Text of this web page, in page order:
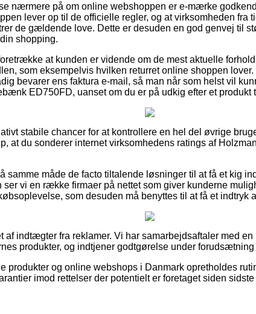
nærmere på om online webshoppen er e-mærke
lever op til de officielle regler, og at virksomheden fra
de gældende love. Dette er desuden en god genvej til
shopping.
at kunden er vidende om de mest aktuelle
som eksempelvis hvilken returret online shoppen
bevarer ens faktura e-mail, så man når som helst vil
ED750FD, uanset om du er på udkig efter et produkt
stabile chancer for at kontrollere en hel del øvrige
at du sonderer internet virksomhedens ratings af
samme måde de facto tiltalende løsninger til at få et kig
ser vi en række firmaer på nettet som giver kunderne
som desuden må benyttes til at få et indtryk
af indtægter fra reklamer. Vi har samarbejdsaftaler med
produkter, og indtjener godtgørelse under
produkter og online webshops i Danmark opretholdes
imod rettelser der potentielt er foretaget siden